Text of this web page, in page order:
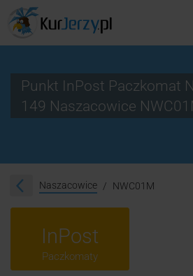
Śledzenie
Punkt InPost Paczkomat
149 Naszacowice
Naszacowice NWC01M
InPost
Paczkomaty